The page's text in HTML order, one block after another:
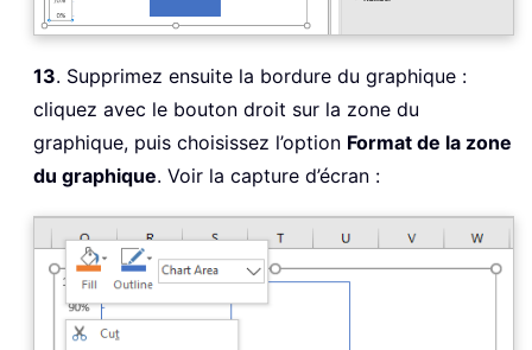
13. Supprimez ensuite la bordure du graphique :
cliquez avec le bouton droit sur la zone du
graphique, puis choisissez l’option Format de la zone
du graphique. Voir la capture d’écran :